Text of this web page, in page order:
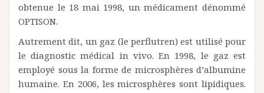
obtenue le 18 mai 1998, un médicament dénommé
OPTISON.
Autrement dit, un gaz (le perflutren) est utilisé pour
le diagnostic médical in vivo. En 1998, le gaz est
employé sous la forme de microsphères d’albumine
humaine. En 2006, les microsphères sont lipidiques.